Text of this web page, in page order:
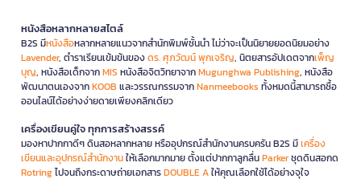
หนังสือหลากหลายสไตล์
B2S มีหนังสือหลากหลายแนวจากสำนักพิมพ์ชั้นนำ ไม่ว่าจะเป็นนิยายยอดนิยมอย่าง
Lavender, ตำราเรียนเข้มข้นของดร. ศุภวัฒน์ พุกเจริญ, นิตยสารอัปเดตจากเพ็ญ
บุญ, หนังสือเด็กจากMIS หนังสือจิตวิทยาจากMugunghwa Publishing, หนังสือ
พัฒนาตนเองจากKOOB และวรรณกรรมจากNanmeebooks ทั้งหมดนี้สามารถซื้อ
ออนไลน์ได้อย่างง่ายดายเพียงคลิกเดียว
เครื่องเขียนคู่ใจ ทุกการสร้างสรรค์
มองหาปากกาดีๆ ดินสอหลากหลาย หรืออุปกรณ์สำนักงานครบครัน B2S มีเครื่อง
เขียนและอุปกรณ์สำนักงานให้เลือกมากมาย ตั้งแต่ปากกาลูกลื่นParkerชุดดินสอกด
Rotringไปจนถึงกระดาษถ่ายเอกสารDOUBLE Aให้คุณเลือกใช้ได้อย่างจุใจ